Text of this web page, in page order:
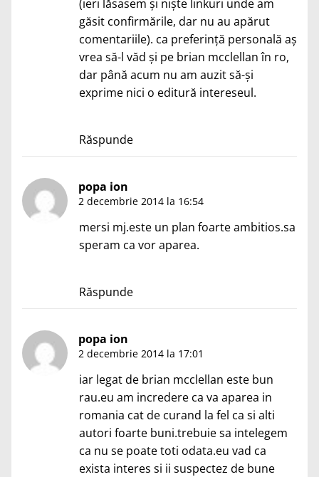
(ieri lăsasem și niște linkuri unde am
găsit confirmările, dar nu au apărut
comentariile). ca preferință personală aș
vrea să-l văd și pe brian mcclellan în ro,
dar până acum nu am auzit să-și
exprime nici o editură intereseul.
Răspunde
popa ion
2 decembrie 2014 la 16:54
mersi mj.este un plan foarte ambitios.sa
speram ca vor aparea.
Răspunde
popa ion
2 decembrie 2014 la 17:01
iar legat de brian mcclellan este bun
rau.eu am incredere ca va aparea in
romania cat de curand la fel ca si alti
autori foarte buni.trebuie sa intelegem
ca nu se poate toti odata.eu vad ca
exista interes si ii suspectez de bune